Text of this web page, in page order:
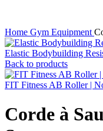
Home Gym Equipment
Elastic Bodybuilding
Back to products
FIT Fitness AB Roller |
Corde à